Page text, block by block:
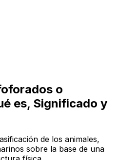
o
es, Significado y
de los animales,
sobre la base de una